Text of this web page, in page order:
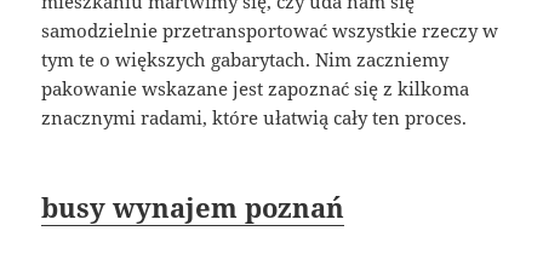
samodzielnie przetransportować wszystkie rzeczy w
tym te o większych gabarytach. Nim zaczniemy
pakowanie wskazane jest zapoznać się z kilkoma
znacznymi radami, które ułatwią cały ten proces.
busy wynajem poznań